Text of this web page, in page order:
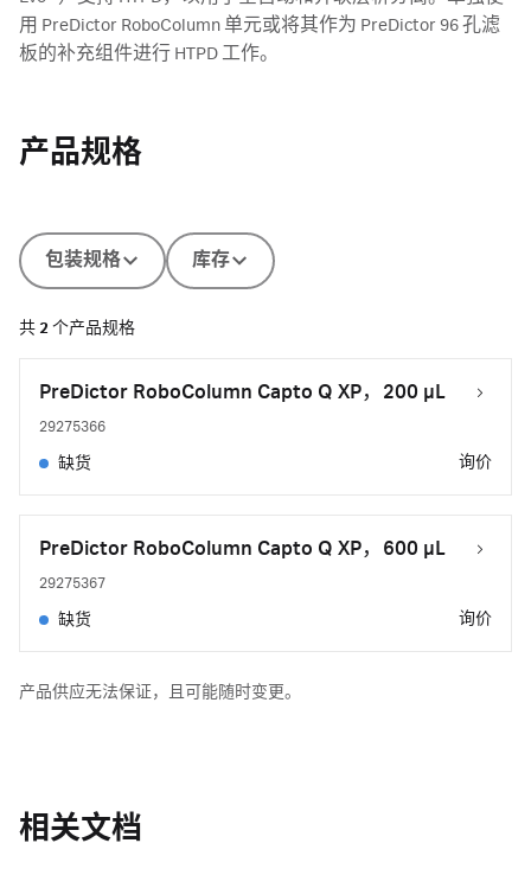
用 PreDictor RoboColumn 单元或将其作为 PreDictor 96 孔滤
板的补充组件进行 HTPD 工作。
产品规格
包装规格 库存
共 2 个产品规格
PreDictor RoboColumn Capto Q XP，200 µL
29275366
缺货 询价
PreDictor RoboColumn Capto Q XP，600 µL
29275367
缺货 询价
产品供应无法保证，且可能随时变更。
相关文档